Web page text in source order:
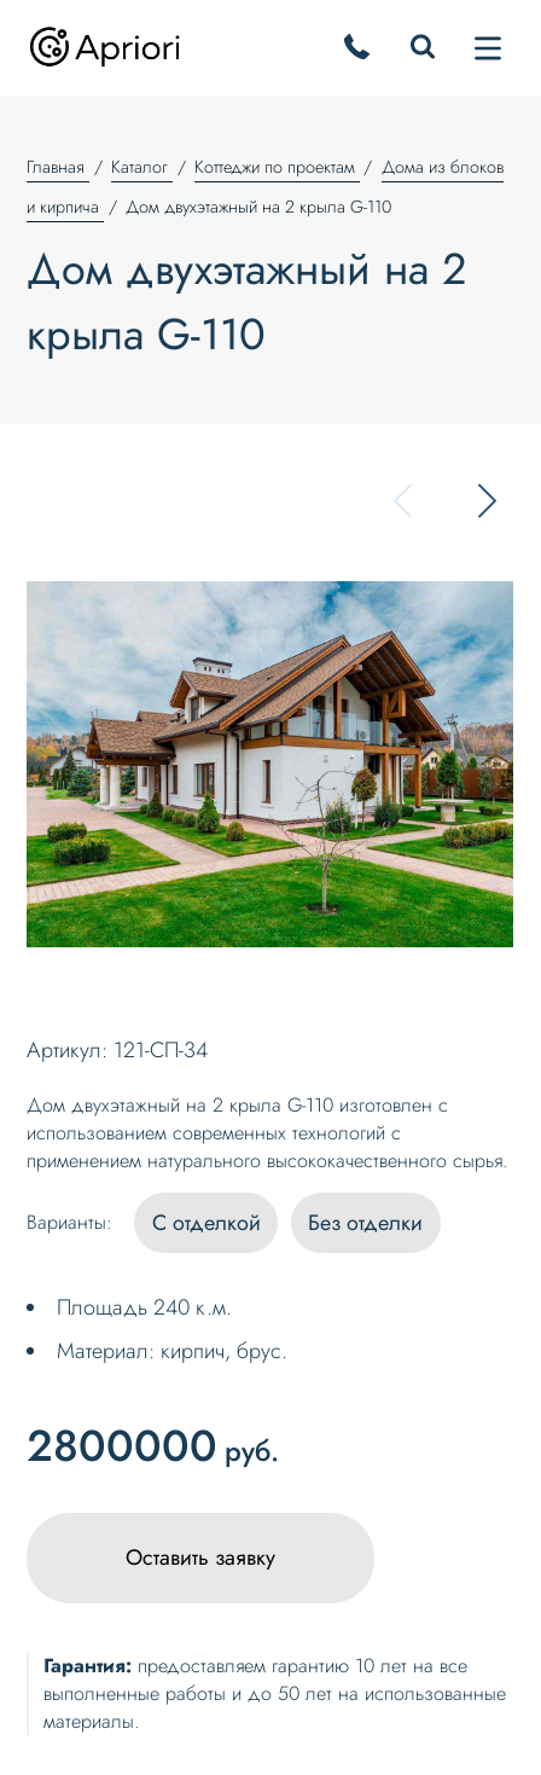
Главная Каталог Коттеджи по проектам
Дома из блоков
и кирпича
Дом двухэтажный на 2 крыла G-110
Дом двухэтажный на 2
крыла G-110
Артикул: 121-СП-34
Дом двухэтажный на 2 крыла G-110 изготовлен с
использованием современных технологий с
применением натурального высококачественного сырья.
Варианты: С отделкой Без отделки
Площадь 240 к.м.
Материал: кирпич, брус.
2800000 руб.
Оставить заявку
Гарантия: предоставляем гарантию 10 лет на все
выполненные работы и до 50 лет на использованные
материалы.